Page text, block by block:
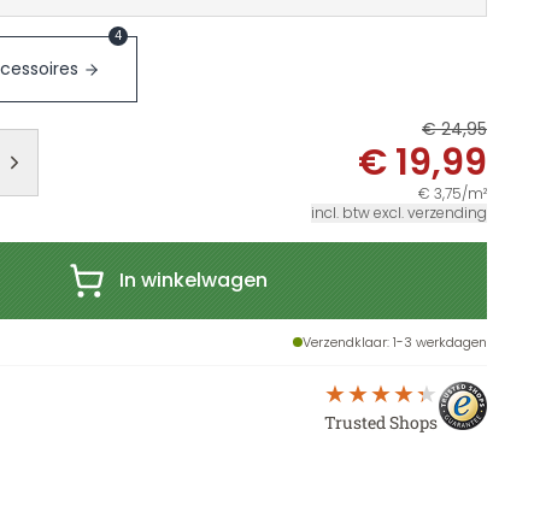
4
€ 24,95
€ 19,99
€ 3,75/m²
incl. btw excl. verzending
In winkelwagen
Verzendklaar: 1-3 werkdagen
Trusted Shops